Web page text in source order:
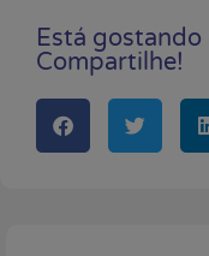
Está
Compartilhe!